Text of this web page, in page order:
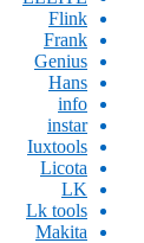
Flink
Frank
Genius
Hans
info
instar
Iuxtools
Licota
LK
Lk tools
Makita